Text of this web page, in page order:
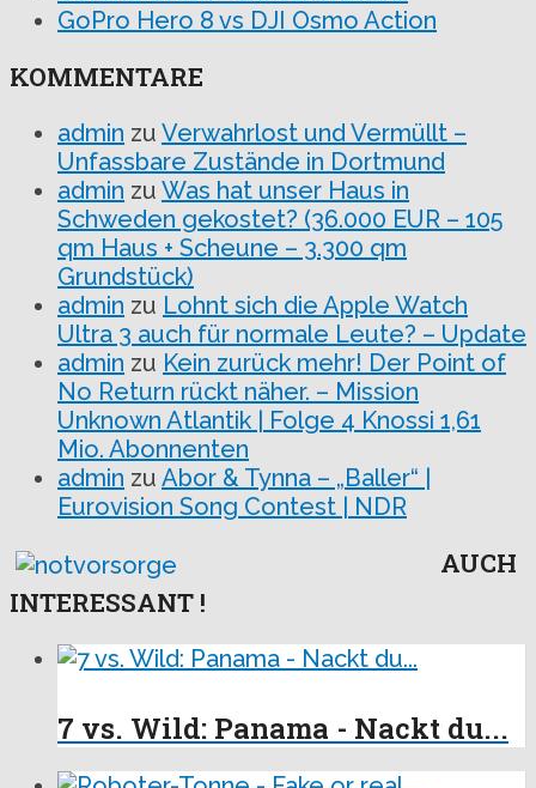
GoPro Hero 8 vs DJI Osmo Action
KOMMENTARE
admin zu Verwahrlost und Vermüllt –
Unfassbare Zustände in Dortmund
admin zu Was hat unser Haus in
Schweden gekostet? (36.000 EUR – 105
qm Haus + Scheune – 3.300 qm
Grundstück)
admin zu Lohnt sich die Apple Watch
Ultra 3 auch für normale Leute? – Update
admin zu Kein zurück mehr! Der Point of
No Return rückt näher. – Mission
Unknown Atlantik | Folge 4 Knossi 1,61
Mio. Abonnenten
admin zu Abor & Tynna – „Baller“ |
Eurovision Song Contest | NDR
AUCH
INTERESSANT !
7 vs. Wild: Panama - Nackt du...